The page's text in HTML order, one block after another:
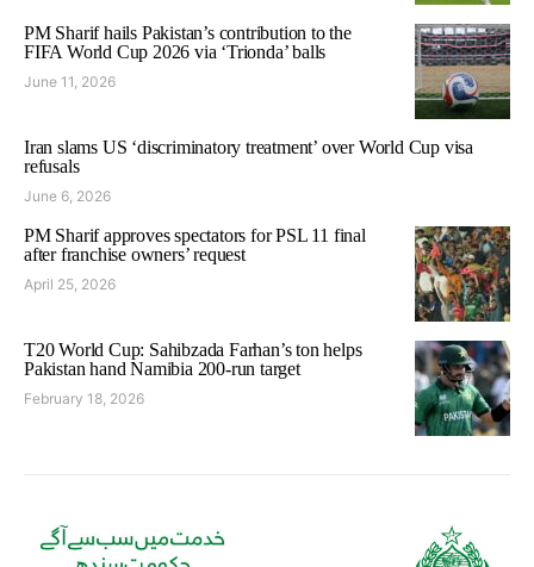
PM Sharif hails Pakistan’s contribution to the
FIFA World Cup 2026 via ‘Trionda’ balls
June 11, 2026
Iran slams US ‘discriminatory treatment’ over World Cup visa
refusals
June 6, 2026
PM Sharif approves spectators for PSL 11 final
after franchise owners’ request
April 25, 2026
T20 World Cup: Sahibzada Farhan’s ton helps
Pakistan hand Namibia 200-run target
February 18, 2026